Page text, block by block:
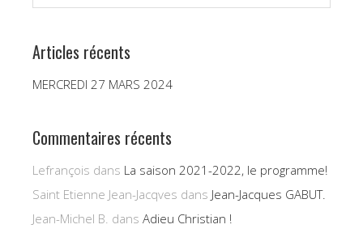
Articles récents
MERCREDI 27 MARS 2024
Commentaires récents
Lefrançois dans La saison 2021-2022, le programme!
Saint Etienne Jean-Jacqves dans Jean-Jacques GABUT.
Jean-Michel B. dans Adieu Christian !